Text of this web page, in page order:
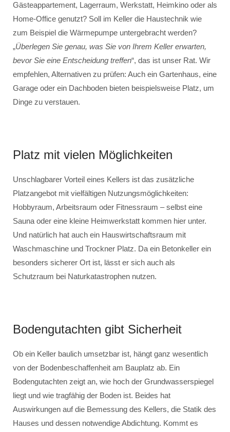
Gästeappartement, Lagerraum, Werkstatt, Heimkino oder als
Home-Office genutzt? Soll im Keller die Haustechnik wie
zum Beispiel die Wärmepumpe untergebracht werden?
„Überlegen Sie genau, was Sie von Ihrem Keller erwarten,
bevor Sie eine Entscheidung treffen“, das ist unser Rat. Wir
empfehlen, Alternativen zu prüfen: Auch ein Gartenhaus, eine
Garage oder ein Dachboden bieten beispielsweise Platz, um
Dinge zu verstauen.
Platz mit vielen Möglichkeiten
Unschlagbarer Vorteil eines Kellers ist das zusätzliche
Platzangebot mit vielfältigen Nutzungsmöglichkeiten:
Hobbyraum, Arbeitsraum oder Fitnessraum – selbst eine
Sauna oder eine kleine Heimwerkstatt kommen hier unter.
Und natürlich hat auch ein Hauswirtschaftsraum mit
Waschmaschine und Trockner Platz. Da ein Betonkeller ein
besonders sicherer Ort ist, lässt er sich auch als
Schutzraum bei Naturkatastrophen nutzen.
Bodengutachten gibt Sicherheit
Ob ein Keller baulich umsetzbar ist, hängt ganz wesentlich
von der Bodenbeschaffenheit am Bauplatz ab. Ein
Bodengutachten zeigt an, wie hoch der Grundwasserspiegel
liegt und wie tragfähig der Boden ist. Beides hat
Auswirkungen auf die Bemessung des Kellers, die Statik des
Hauses und dessen notwendige Abdichtung. Kommt es